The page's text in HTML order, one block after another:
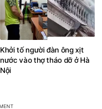
Khởi tố người đàn ông xịt
nước vào thợ tháo dỡ ở Hà
Nội